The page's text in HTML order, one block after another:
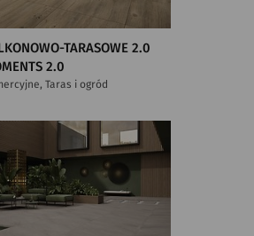
TARASOWE 2.0
2.0
Taras i ogród